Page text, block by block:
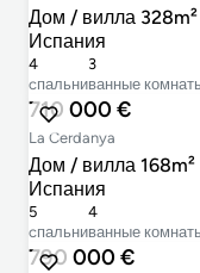
Дом / вилла
Испания
cпальни
4
ванные
3
710 000 €
La Cerdanya
Дом / вилла 168m²
Испания
cпальни
5
ванные
4
790 000 €